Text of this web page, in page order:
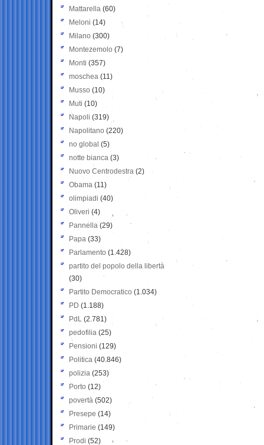
Mattarella (60)
Meloni (14)
Milano (300)
Montezemolo (7)
Monti (357)
moschea (11)
Musso (10)
Muti (10)
Napoli (319)
Napolitano (220)
no global (5)
notte bianca (3)
Nuovo Centrodestra (2)
Obama (11)
olimpiadi (40)
Oliveri (4)
Pannella (29)
Papa (33)
Parlamento (1.428)
partito del popolo della libertà
(30)
Partito Democratico (1.034)
PD (1.188)
PdL (2.781)
pedofilia (25)
Pensioni (129)
Politica (40.846)
polizia (253)
Porto (12)
povertà (502)
Presepe (14)
Primarie (149)
Prodi (52)